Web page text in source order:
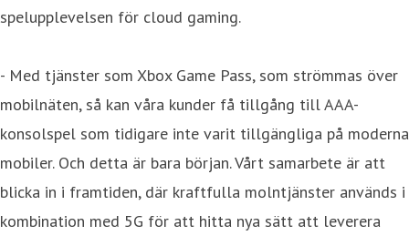
spelupplevelsen för cloud gaming.
- Med tjänster som Xbox Game Pass, som strömmas över
mobilnäten, så kan våra kunder få tillgång till AAA-
konsolspel som tidigare inte varit tillgängliga på moderna
mobiler. Och detta är bara början. Vårt samarbete är att
blicka in i framtiden, där kraftfulla molntjänster används i
kombination med 5G för att hitta nya sätt att leverera